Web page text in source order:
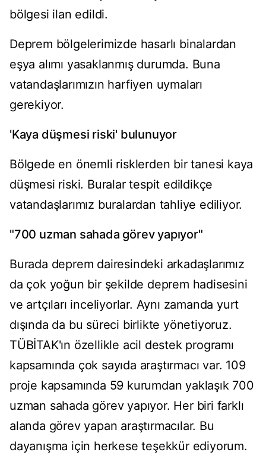
bölgesi ilan edildi.
Deprem bölgelerimizde hasarlı binalardan
eşya alımı yasaklanmış durumda. Buna
vatandaşlarımızın harfiyen uymaları
gerekiyor.
'Kaya düşmesi riski' bulunuyor
Bölgede en önemli risklerden bir tanesi kaya
düşmesi riski. Buralar tespit edildikçe
vatandaşlarımız buralardan tahliye ediliyor.
"700 uzman sahada görev yapıyor"
Burada deprem dairesindeki arkadaşlarımız
da çok yoğun bir şekilde deprem hadisesini
ve artçıları inceliyorlar. Aynı zamanda yurt
dışında da bu süreci birlikte yönetiyoruz.
TÜBİTAK'ın özellikle acil destek programı
kapsamında çok sayıda araştırmacı var. 109
proje kapsamında 59 kurumdan yaklaşık 700
uzman sahada görev yapıyor. Her biri farklı
alanda görev yapan araştırmacılar. Bu
dayanışma için herkese teşekkür ediyorum.